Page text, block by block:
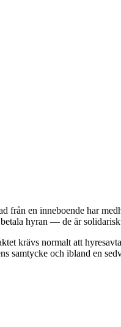
från en inneboende har
hyran — de är
krävs normalt att
samtycke och ibland en